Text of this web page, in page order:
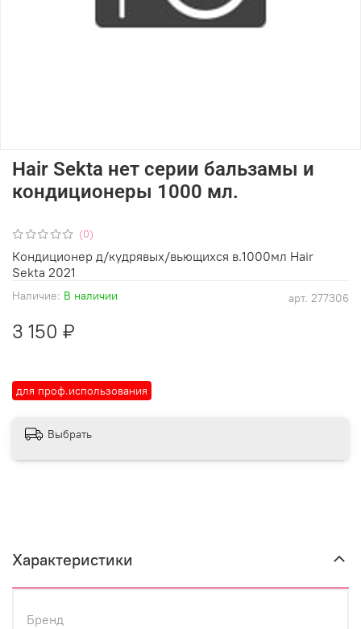
(0)
арт. 277306
Наличие: В наличии
для проф.использования
Hair Sekta нет серии бальзамы и
кондиционеры 1000 мл.
3 150 ₽
Кондиционер д/кудрявых/вьющихся в.1000мл Hair
Sekta 2021
Выбрать
Характеристики
Бренд